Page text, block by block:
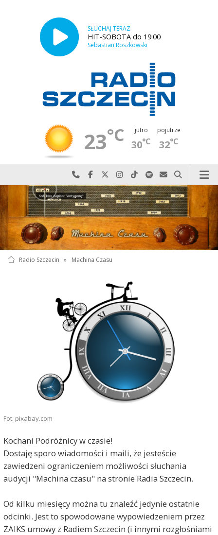
SŁUCHAJ TERAZ
HIT-SOBOTA do 19:00
Sebastian Roszkowski
23°C jutro
30°C
pojutrze
32°C
Najlepiej po prostu do nas zadzwoń
Odwiedź nas na Facebook-u
Odwiedź nas na X
Odwiedź nas na Instagram-ie
Odwiedź nas na TikTok-u
Szukaj nas na Spotify
Wyślij do nas
Szukaj
Radio Szczecin » Machina Czasu
Fot. pixabay.com
Kochani Podróżnicy w czasie!
Dostaję sporo wiadomości i maili, że jesteście
zawiedzeni ograniczeniem możliwości słuchania
audycji "Machina czasu" na stronie Radia Szczecin.
Od kilku miesięcy można tu znaleźć jedynie ostatnie
odcinki. Jest to spowodowane wypowiedzeniem przez
ZAIKS umowy z Radiem Szczecin (i innymi rozgłośniami